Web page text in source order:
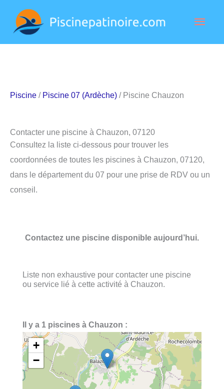
contenu
Piscine / Piscine 07 (Ardèche) / Piscine Chauzon
Contacter une piscine à Chauzon, 07120
Consultez la liste ci-dessous pour trouver les
coordonnées de toutes les piscines à Chauzon, 07120,
dans le département du 07 pour une prise de RDV ou un
conseil.
Contactez une piscine disponible aujourd’hui.
Liste non exhaustive pour contacter une piscine
ou service lié à cette activité à Chauzon.
Il y a 1 piscines à Chauzon :
+
−